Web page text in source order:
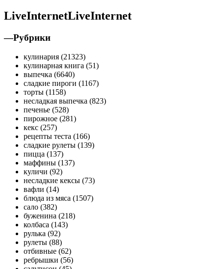
LiveInternetLiveInternet
—Рубрики
кулинария (21323)
кулинарная книга (51)
выпечка (6640)
сладкие пироги (1167)
торты (1158)
несладкая выпечка (823)
печенье (528)
пирожное (281)
кекс (257)
рецепты теста (166)
сладкие рулеты (139)
пицца (137)
маффины (137)
куличи (92)
несладкие кексы (73)
вафли (14)
блюда из мяса (1507)
сало (382)
буженина (218)
колбаса (143)
рулька (92)
рулеты (88)
отбивные (62)
ребрышки (56)